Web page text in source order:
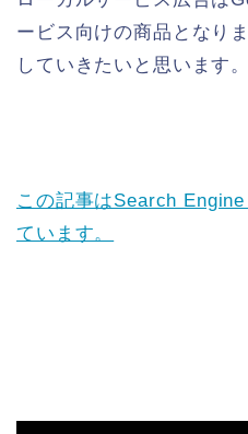
ービス向けの商品となり
していきたいと思います。
この記事はSearch
ています。